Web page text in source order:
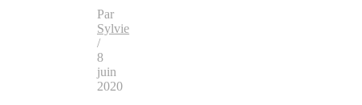
Par
Sylvie
/
8
juin
2020